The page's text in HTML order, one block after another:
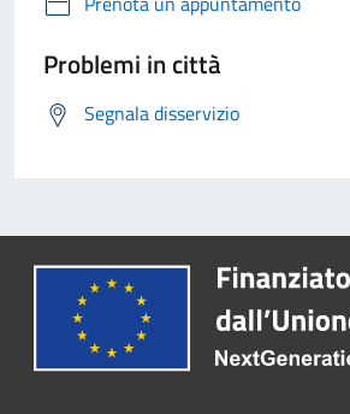
Problemi in città
Segnala disservizio